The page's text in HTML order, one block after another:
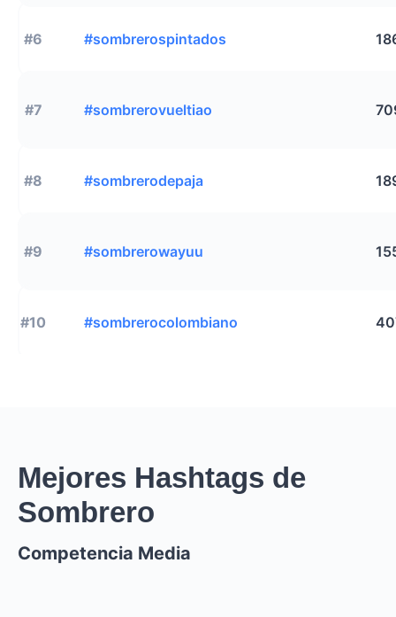
#6 #sombrerospintados
#7 #sombrerovueltiao
#8 #sombrerodepaja
#9 #sombrerowayuu
#10 #sombrerocolombiano
Mejores Hashtags de
Sombrero
Competencia Media